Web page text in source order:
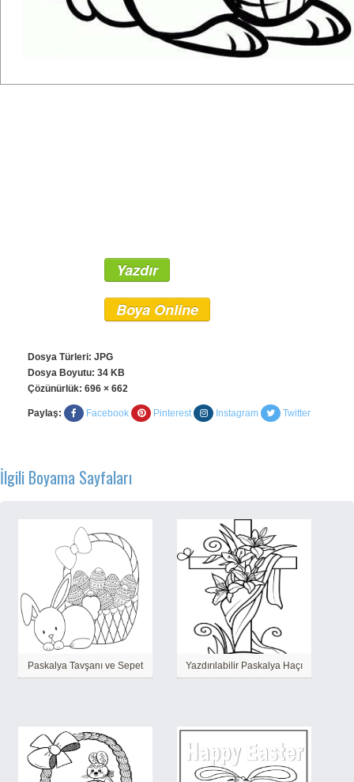
Yazdır
Boya Online
Dosya Türleri: JPG
Dosya Boyutu: 34 KB
Çözünürlük: 696 × 662
Paylaş: Facebook Pinterest Instagram Twitter
İlgili Boyama Sayfaları
Paskalya Tavşanı ve Sepet Yazdırılabilir Paskalya Haçı